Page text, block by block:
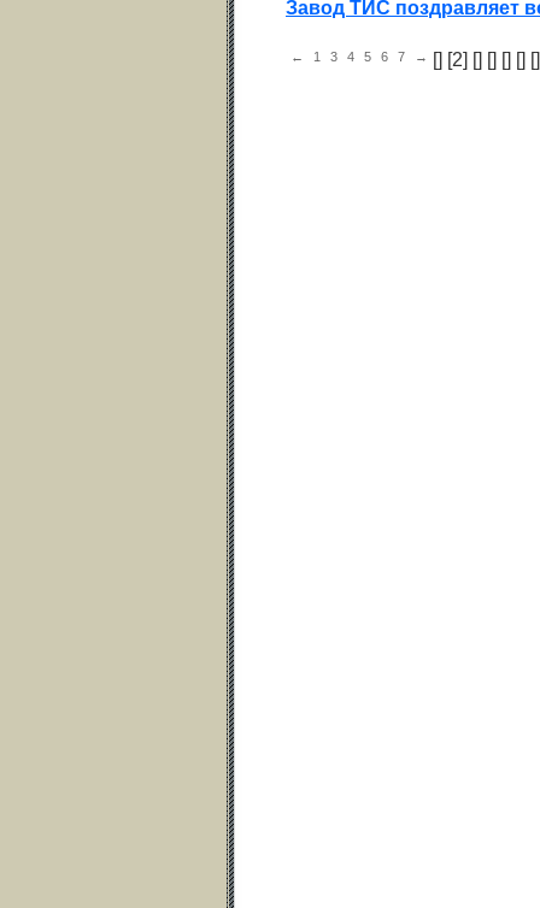
Завод ТИС поздравляет
← [
1 ] [2] [
3 ] [
4 ] [
5 ] [
6 ] [
7 ]
→